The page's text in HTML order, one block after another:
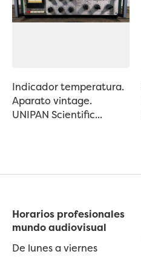
Indicador temperatura.
Aparato vintage.
UNIPAN Scientific...
Horarios profesionales
mundo audiovisual
De lunes a viernes